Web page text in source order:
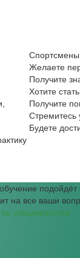
Желаете
Получите
Хотите
Получите
Стремитесь
Будете
на все ваши
со специалистом